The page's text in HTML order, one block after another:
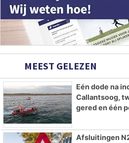
MEEST GELEZEN
Eén dode na
Callantsoog,
gered en één
Afsluitingen